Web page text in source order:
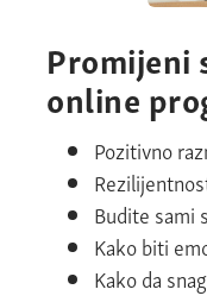
Promijeni
online
Pozitivno
Budite sami
Kako biti
Kako da